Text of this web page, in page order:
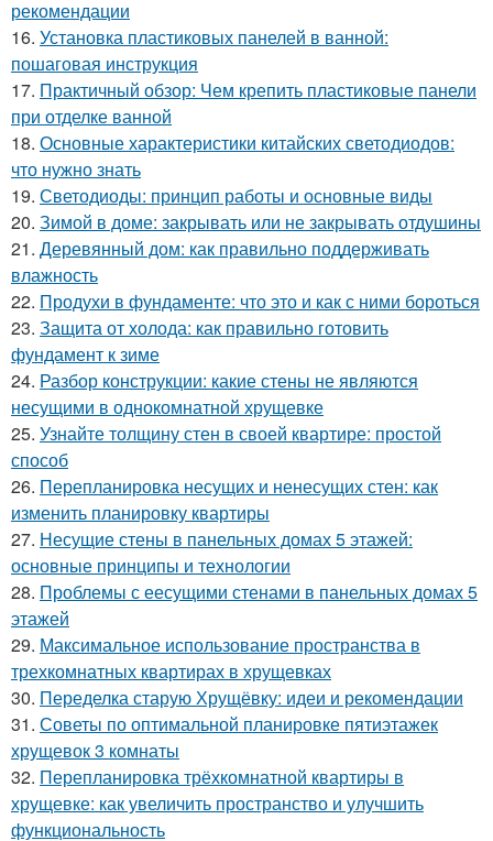
рекомендации
16. Установка пластиковых панелей в ванной:
пошаговая инструкция
17. Практичный обзор: Чем крепить пластиковые панели
при отделке ванной
18. Основные характеристики китайских светодиодов:
что нужно знать
19. Светодиоды: принцип работы и основные виды
20. Зимой в доме: закрывать или не закрывать отдушины
21. Деревянный дом: как правильно поддерживать
влажность
22. Продухи в фундаменте: что это и как с ними бороться
23. Защита от холода: как правильно готовить
фундамент к зиме
24. Разбор конструкции: какие стены не являются
несущими в однокомнатной хрущевке
25. Узнайте толщину стен в своей квартире: простой
способ
26. Перепланировка несущих и ненесущих стен: как
изменить планировку квартиры
27. Несущие стены в панельных домах 5 этажей:
основные принципы и технологии
28. Проблемы с еесущими стенами в панельных домах 5
этажей
29. Максимальное использование пространства в
трехкомнатных квартирах в хрущевках
30. Переделка старую Хрущёвку: идеи и рекомендации
31. Советы по оптимальной планировке пятиэтажек
хрущевок 3 комнаты
32. Перепланировка трёхкомнатной квартиры в
хрущевке: как увеличить пространство и улучшить
функциональность